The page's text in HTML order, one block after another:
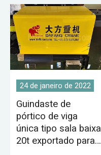
24 de janeiro de 2022
Guindaste de
pórtico de viga
única tipo sala baixa
20t exportado para